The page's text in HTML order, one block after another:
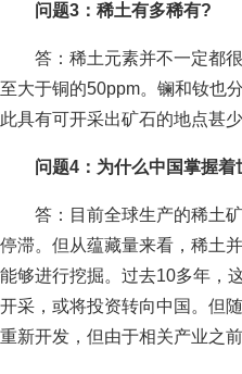
问题3：稀土有多稀有?
答：稀土元素并不一定都
至大于铜的50ppm。镧和钕也
此具有可开采出矿石的地点甚
问题4：为什么中国掌握着
答：目前全球生产的稀土
停滞。但从蕴藏量来看，稀土
能够进行挖掘。过去10多年，
开采，或将投资转向中国。但
重新开发，但由于相关产业之